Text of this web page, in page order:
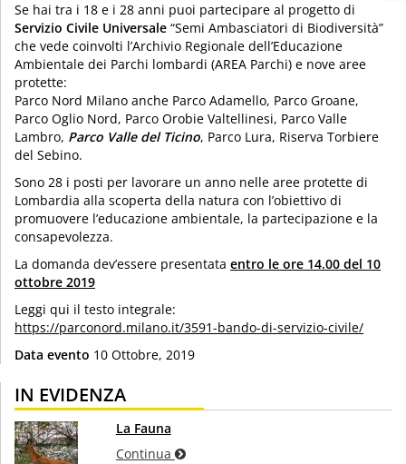
Se hai tra i 18 e i 28 anni puoi partecipare al progetto di
Servizio Civile Universale “Semi Ambasciatori di Biodiversità”
che vede coinvolti l’Archivio Regionale dell’Educazione
Ambientale dei Parchi lombardi (AREA Parchi) e nove aree
protette:
Parco Nord Milano anche Parco Adamello, Parco Groane,
Parco Oglio Nord, Parco Orobie Valtellinesi, Parco Valle
Lambro, Parco Valle del Ticino, Parco Lura, Riserva Torbiere
del Sebino.
Sono 28 i posti per lavorare un anno nelle aree protette di
Lombardia alla scoperta della natura con l’obiettivo di
promuovere l’educazione ambientale, la partecipazione e la
consapevolezza.
La domanda dev’essere presentata entro le ore 14.00 del 10
ottobre 2019
Leggi qui il testo integrale:
https://parconord.milano.it/3591-bando-di-servizio-civile/
Data evento 10 Ottobre, 2019
IN EVIDENZA
La Fauna
Continua